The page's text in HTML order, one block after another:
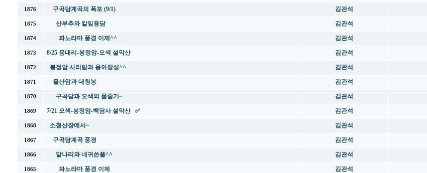
1876 구곡담계곡의 폭포 (9/1) 김관석
1875 산부추와 칼잎용담 김관석
1874 파노라마 풍경 이제^^ 김관석
1873 8/25 용대리-봉정암-오색 설악산 김관석
1872 봉정암 사리탑과 용아장성^^ 김관석
1871 울산암과 대청봉 김관석
1870 구곡담과 오색의 물줄기~ 김관석
1869 7/21 오색-봉정암-백담사 설악산 ✅ 김관석
1868 소청산장에서~ 김관석
1867 구곡담계곡 풍경 김관석
1866 말나리와 네귀쓴플^^ 김관석
1865 파노라마 풍경 이제 김관석